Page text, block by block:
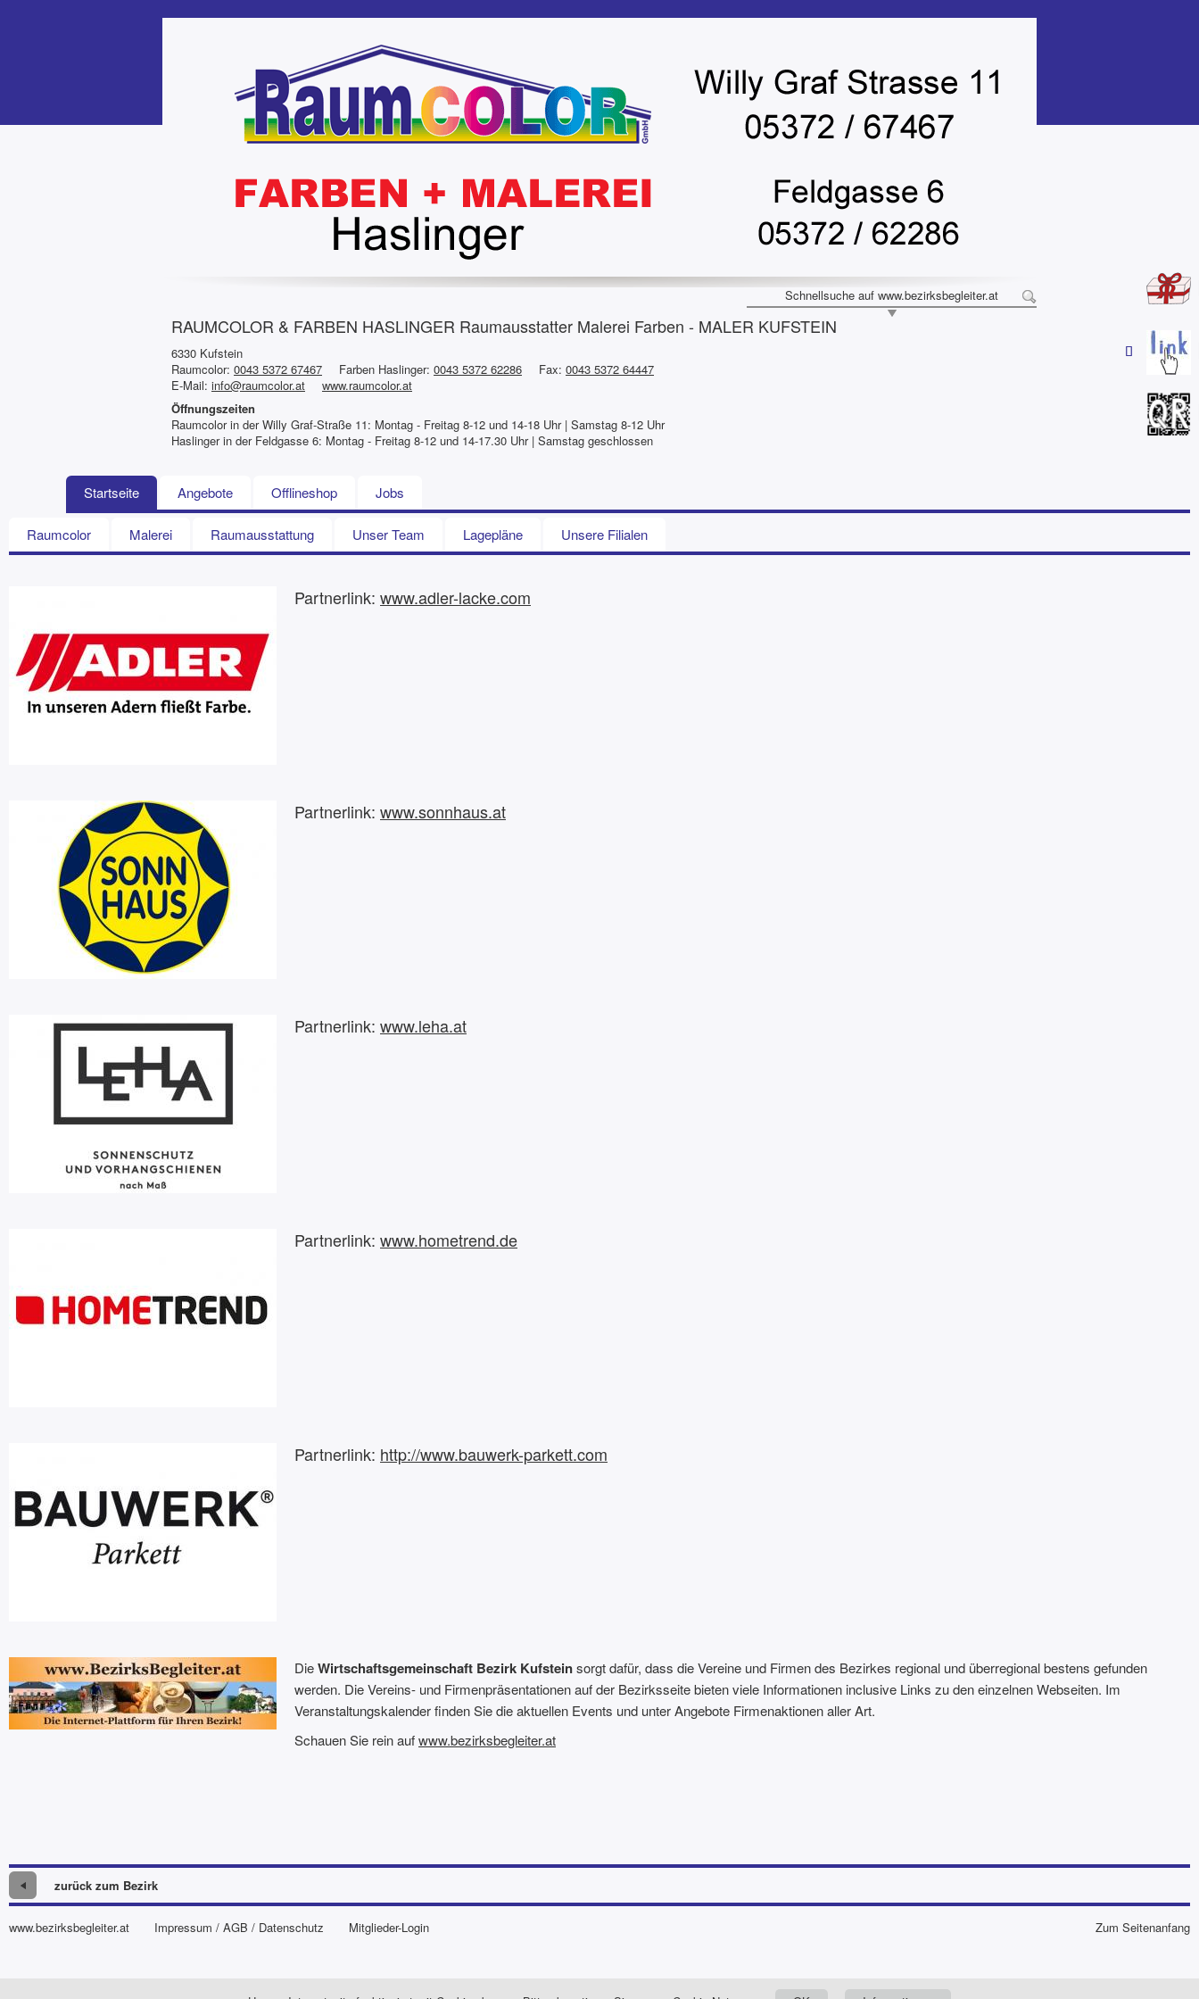
Schnellsuche auf www.bezirksbegleiter.at
RAUMCOLOR & FARBEN HASLINGER Raumausstatter Malerei Farben - MALER KUFSTEIN
6330 Kufstein
Raumcolor: 0043 5372 67467 Farben Haslinger: 0043 5372 62286 Fax: 0043 5372 64447
E-Mail: info@raumcolor.at
www.raumcolor.at
Öffnungszeiten
Raumcolor in der Willy Graf-Straße 11: Montag - Freitag 8-12 und 14-18 Uhr | Samstag 8-12 Uhr
Haslinger in der Feldgasse 6: Montag - Freitag 8-12 und 14-17.30 Uhr | Samstag geschlossen
Startseite Angebote Offlineshop Jobs
Raumcolor Malerei Raumausstattung Unser Team Lagepläne Unsere Filialen
Partnerlink: www.adler-lacke.com
Partnerlink: www.sonnhaus.at
Partnerlink: www.leha.at
Partnerlink: www.hometrend.de
Partnerlink: http://www.bauwerk-parkett.com
DieWirtschaftsgemeinschaft Bezirk Kufsteinsorgt dafür, dass die Vereine und Firmen des Bezirkes regional und überregional bestens gefunden
werden. Die Vereins- und Firmenpräsentationen auf der Bezirksseite bieten viele Informationen inclusive Links zu den einzelnen Webseiten. Im
Veranstaltungskalender finden Sie die aktuellen Events und unter Angebote Firmenaktionen aller Art.
Schauen Sie rein aufwww.bezirksbegleiter.at
zurück zum Bezirk
www.bezirksbegleiter.at Impressum / AGB / Datenschutz Mitglieder-Login Zum Seitenanfang